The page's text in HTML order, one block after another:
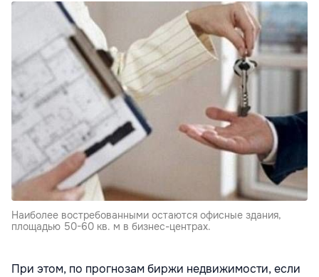
Наиболее востребованными остаются офисные здания,
площадью 50-60 кв. м в бизнес-центрах.
При этом, по прогнозам биржи недвижимости, если